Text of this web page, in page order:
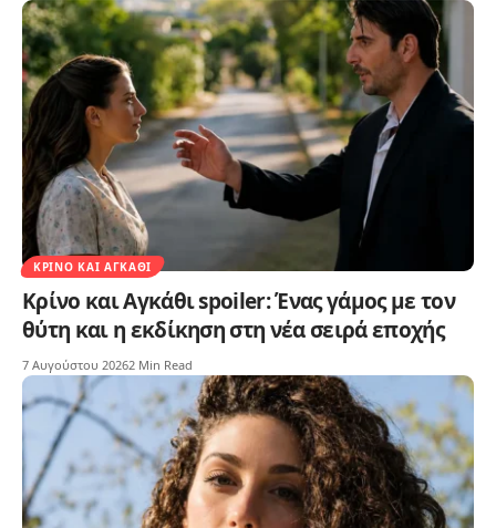
ΚΡΊΝΟ ΚΑΙ ΑΓΚΆΘΙ
Κρίνο και Αγκάθι spoiler: Ένας γάμος με τον
θύτη και η εκδίκηση στη νέα σειρά εποχής
7 Αυγούστου 20262 Min Read